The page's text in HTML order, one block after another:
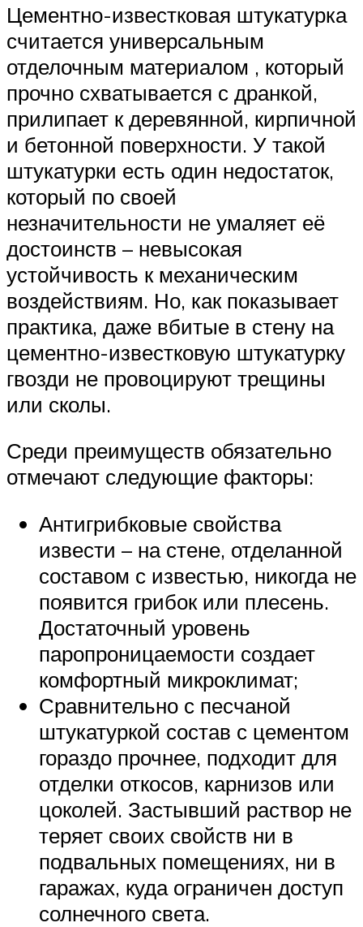
Цементно-известковая штукатурка
считается универсальным
отделочным материалом , который
прочно схватывается с дранкой,
прилипает к деревянной, кирпичной
и бетонной поверхности. У такой
штукатурки есть один недостаток,
который по своей
незначительности не умаляет её
достоинств – невысокая
устойчивость к механическим
воздействиям. Но, как показывает
практика, даже вбитые в стену на
цементно-известковую штукатурку
гвозди не провоцируют трещины
или сколы.
Среди преимуществ обязательно
отмечают следующие факторы:
Антигрибковые свойства
извести – на стене, отделанной
составом с известью, никогда не
появится грибок или плесень.
Достаточный уровень
паропроницаемости создает
комфортный микроклимат;
Сравнительно с песчаной
штукатуркой состав с цементом
гораздо прочнее, подходит для
отделки откосов, карнизов или
цоколей. Застывший раствор не
теряет своих свойств ни в
подвальных помещениях, ни в
гаражах, куда ограничен доступ
солнечного света.